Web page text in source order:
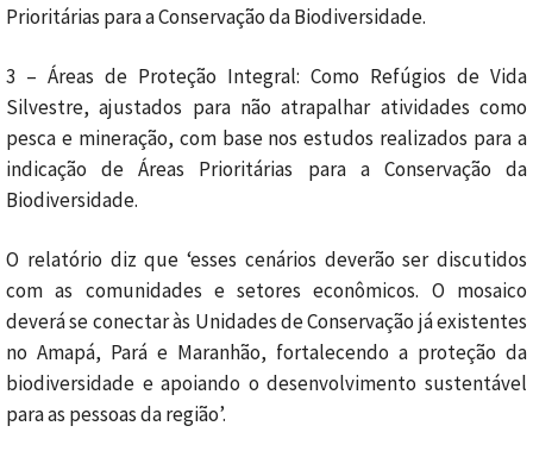
Prioritárias para a Conservação da Biodiversidade.
3 – Áreas de Proteção Integral: Como Refúgios de Vida
Silvestre, ajustados para não atrapalhar atividades como
pesca e mineração, com base nos estudos realizados para a
indicação de Áreas Prioritárias para a Conservação da
Biodiversidade.
O relatório diz que ‘esses cenários deverão ser discutidos
com as comunidades e setores econômicos. O mosaico
deverá se conectar às Unidades de Conservação já existentes
no Amapá, Pará e Maranhão, fortalecendo a proteção da
biodiversidade e apoiando o desenvolvimento sustentável
para as pessoas da região’.